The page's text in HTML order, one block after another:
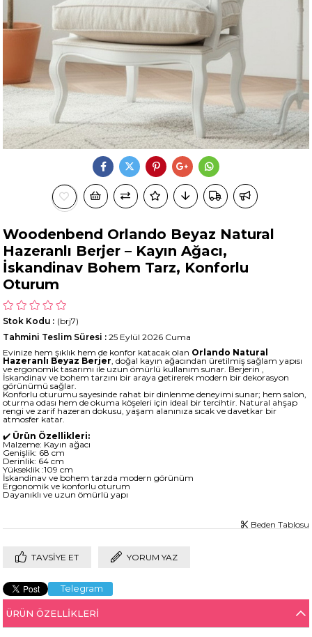
Woodenbend Orlando Beyaz Natural
Hazeranlı Berjer – Kayın Ağacı,
İskandinav Bohem Tarz, Konforlu
Oturum
(brj7)
Stok Kodu
Tahmini Teslim Süresi : 25 Eylül 2026 Cuma
Evinize hem şıklık hem de konfor katacak olan Orlando Natural
Hazeranlı Beyaz Berjer , doğal kayın ağacından üretilmiş sağlam yapısı
ve ergonomik tasarımı ile uzun ömürlü kullanım sunar. Berjerin ,
İskandinav ve bohem tarzını bir araya getirerek modern bir dekorasyon
görünümü sağlar.
Konforlu oturumu sayesinde rahat bir dinlenme deneyimi sunar; hem salon,
oturma odası hem de okuma köşeleri için ideal bir tercihtir. Natural ahşap
rengi ve zarif hazeran dokusu, yaşam alanınıza sıcak ve davetkar bir
atmosfer katar.
✔️ Ürün Özellikleri:
Malzeme: Kayın ağacı
Genişlik: 68 cm
Derinlik: 64 cm
Yükseklik :109 cm
İskandinav ve bohem tarzda modern görünüm
Ergonomik ve konforlu oturum
Dayanıklı ve uzun ömürlü yapı
Beden Tablosu
TAVSIYE ET YORUM YAZ
Telegram
ÜRÜN ÖZELLIKLERI